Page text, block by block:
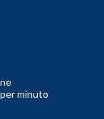
minuto